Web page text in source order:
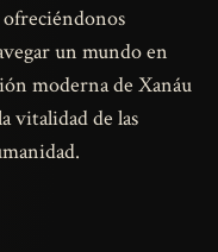
ofreciéndonos
un mundo en
moderna de Xanáu
vitalidad de las